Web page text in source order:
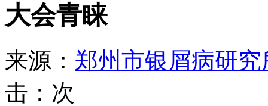
大会青睐
来源： 郑州市银屑病研
击： 次